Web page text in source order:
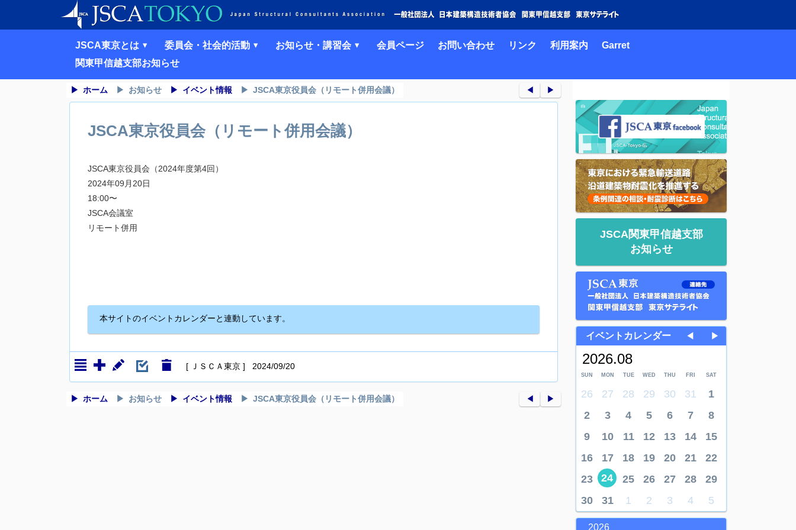
JSCA東京とは 委員会・社会的活動 お知らせ・講習会 会員ページ お問い合わせ リンク 利用案内
Garret
関東甲信越支部お知らせ
ホーム お知らせ イベント情報 JSCA東京役員会（リモート併用会議） ◀︎ ▶︎
JSCA東京役員会（リモート併用会議）
JSCA東京役員会（2024年度第4回）
2024年09月20日
18:00〜
JSCA会議室
リモート併用
本サイトのイベントカレンダーと連動しています。
[ ＪＳＣＡ東京 ] 2024/09/20
ホーム お知らせ イベント情報 JSCA東京役員会（リモート併用会議） ◀︎ ▶︎
JSCA関東甲信越支部
お知らせ
イベントカレンダー ◀ ▶
2026.08
SUN MON TUE WED THU FRI SAT
26 27 28 29 30 31
1
2
3 4 5 6 7
8
9
10 11 12 13 14
15
16
17 18 19 20 21
22
23
24 25 26 27 28
29
30
31 1 2 3 4 5
2026